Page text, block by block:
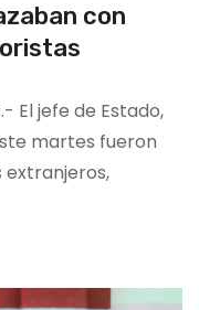
con
El jefe de Estado,
martes fueron